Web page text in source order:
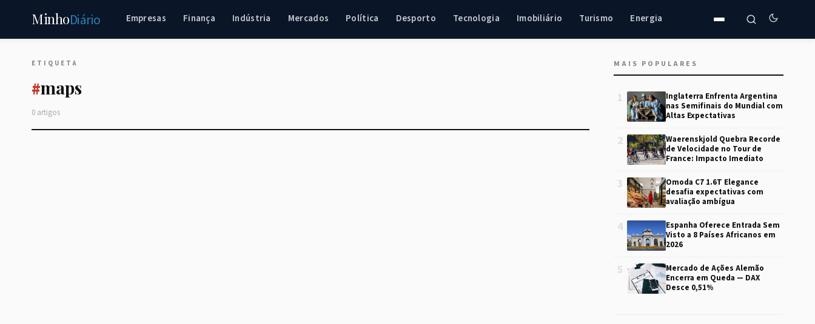
MinhoDiário Empresas Finança Indústria Mercados Política Desporto Tecnologia Imobiliário Turismo Energia
ETIQUETA
#maps
0 artigos
MAIS POPULARES
1
Inglaterra Enfrenta Argentina
nas Semifinais do Mundial com
Altas Expectativas
2
Waerenskjold Quebra Recorde
de Velocidade no Tour de
France: Impacto Imediato
3
Omoda C7 1.6T Elegance
desafia expectativas com
avaliação ambígua
4
Espanha Oferece Entrada Sem
Visto a 8 Países Africanos em
2026
5
Mercado de Ações Alemão
Encerra em Queda — DAX
Desce 0,51%